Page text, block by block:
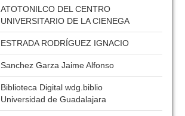
ATOTONILCO DEL CENTRO
UNIVERSITARIO DE LA CIENEGA
ESTRADA RODRÍGUEZ IGNACIO
Sanchez Garza Jaime Alfonso
Biblioteca Digital wdg.biblio
Universidad de Guadalajara